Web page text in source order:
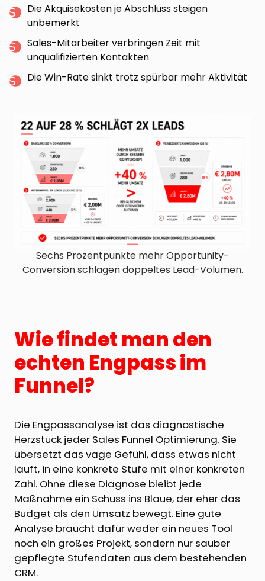
Die Akquisekosten je Abschluss steigen
unbemerkt
Sales-Mitarbeiter verbringen Zeit mit
unqualifizierten Kontakten
Die Win-Rate sinkt trotz spürbar mehr Aktivität
Sechs Prozentpunkte mehr Opportunity-
Conversion schlagen doppeltes Lead-Volumen.
Wie findet man den
echten Engpass im
Funnel?
Die Engpassanalyse ist das diagnostische
Herzstück jeder Sales Funnel Optimierung. Sie
übersetzt das vage Gefühl, dass etwas nicht
läuft, in eine konkrete Stufe mit einer konkreten
Zahl. Ohne diese Diagnose bleibt jede
Maßnahme ein Schuss ins Blaue, der eher das
Budget als den Umsatz bewegt. Eine gute
Analyse braucht dafür weder ein neues Tool
noch ein großes Projekt, sondern nur sauber
gepflegte Stufendaten aus dem bestehenden
CRM.